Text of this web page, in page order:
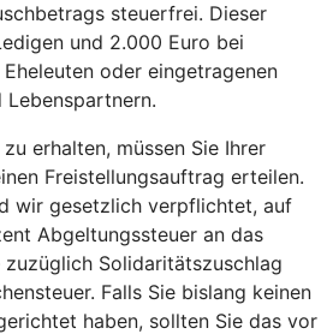
steuerfrei. Dieser
und 2.000 Euro bei
oder eingetragenen
Lebenspartnern.
erhalten, müssen Sie Ihrer
Freistellungsauftrag erteilen.
wir gesetzlich verpflichtet, auf
Abgeltungssteuer an das
Solidaritätszuschlag
Falls Sie bislang keinen
haben, sollten Sie das vor